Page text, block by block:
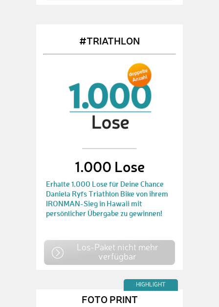
#TRIATHLON
1.000 Lose
Erhalte 1.000 Lose für Deine Chance
Daniela Ryfs Triathlon Bike von ihrem
IRONMAN-Sieg in Hawaii mit
persönlicher Übergabe zu gewinnen!
Los-Paket nicht mehr
verfügbar
HIGHLIGHT
FOTO PRINT